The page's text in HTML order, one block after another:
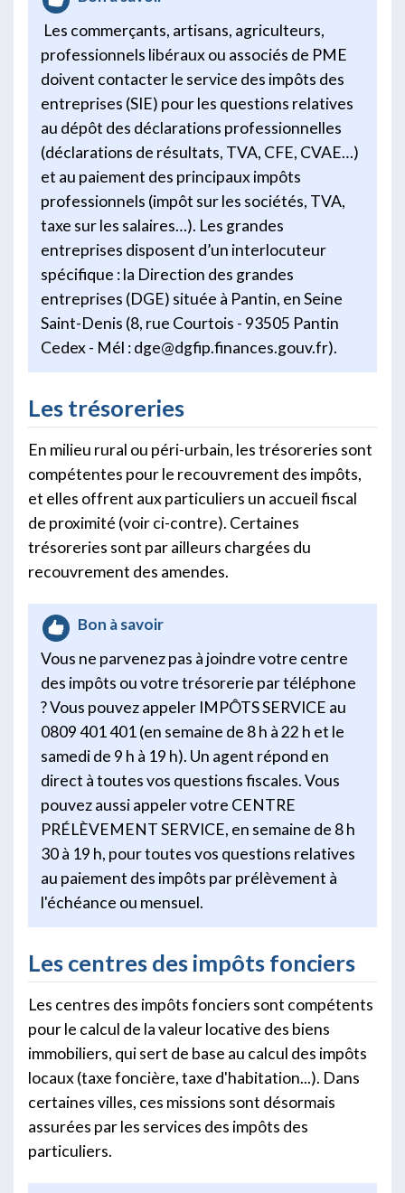
Les commerçants, artisans, agriculteurs,
professionnels libéraux ou associés de PME
doivent contacter le service des impôts des
entreprises (SIE) pour les questions relatives
au dépôt des déclarations professionnelles
(déclarations de résultats, TVA, CFE, CVAE…)
et au paiement des principaux impôts
professionnels (impôt sur les sociétés, TVA,
taxe sur les salaires…). Les grandes
entreprises disposent d’un interlocuteur
spécifique : la Direction des grandes
entreprises (DGE) située à Pantin, en Seine
Saint-Denis (8, rue Courtois - 93505 Pantin
Cedex - Mél : dge@dgfip.finances.gouv.fr).
Les trésoreries
En milieu rural ou péri-urbain, les trésoreries sont
compétentes pour le recouvrement des impôts,
et elles offrent aux particuliers un accueil fiscal
de proximité (voir ci-contre). Certaines
trésoreries sont par ailleurs chargées du
recouvrement des amendes.
Bon à savoir
Vous ne parvenez pas à joindre votre centre
des impôts ou votre trésorerie par téléphone
? Vous pouvez appeler IMPÔTS SERVICE au
0809 401 401 (en semaine de 8 h à 22 h et le
samedi de 9 h à 19 h). Un agent répond en
direct à toutes vos questions fiscales. Vous
pouvez aussi appeler votre CENTRE
PRÉLÈVEMENT SERVICE, en semaine de 8 h
30 à 19 h, pour toutes vos questions relatives
au paiement des impôts par prélèvement à
l'échéance ou mensuel.
Les centres des impôts fonciers
Les centres des impôts fonciers sont compétents
pour le calcul de la valeur locative des biens
immobiliers, qui sert de base au calcul des impôts
locaux (taxe foncière, taxe d'habitation...). Dans
certaines villes, ces missions sont désormais
assurées par les services des impôts des
particuliers.